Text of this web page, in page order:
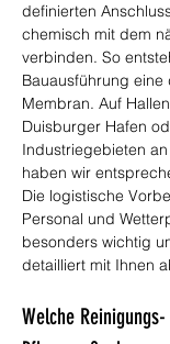
definierten
chemisch mit dem
verbinden. So
Bauausführung
Membran. Auf
Duisburger Hafen
Industriegebieten
haben wir
Die logistische
Personal und
besonders wichtig
detailliert mit Ihnen
Welche